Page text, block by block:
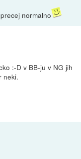
normalno
:-D v BB-ju v NG jih
neki.